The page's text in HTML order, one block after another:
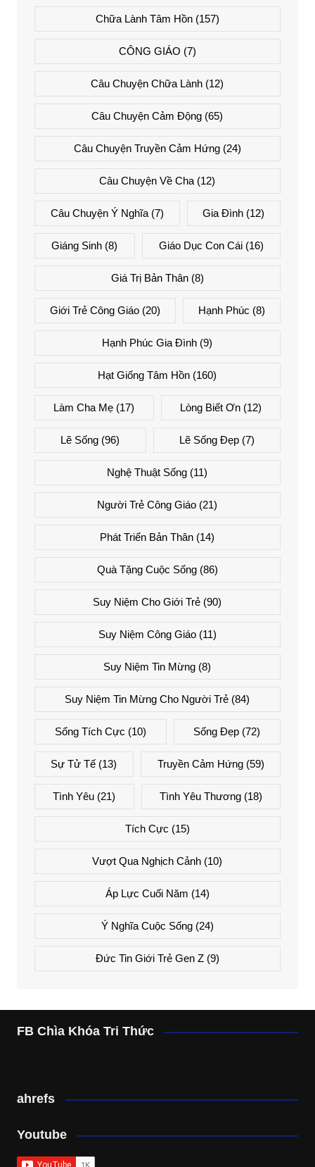
Chữa Lành Tâm Hồn(157)
CÔNG GIÁO (7)
Câu Chuyện Chữa Lành (12)
Câu Chuyện Cảm Động (65)
Câu Chuyện Truyền Cảm Hứng(24)
Câu Chuyện Về Cha (12)
Câu Chuyện Ý Nghĩa(7) Gia Đình (12)
Giáng Sinh (8) Giáo Dục Con Cái(16)
Giá Trị Bản Thân(8)
Giới Trẻ Công Giáo(20) Hạnh Phúc (8)
Hạnh Phúc Gia Đình (9)
Hạt Giống Tâm Hồn (160)
Làm Cha Mẹ (17) Lòng Biết Ơn(12)
Lẽ Sống (96) Lẽ Sống Đẹp(7)
Nghệ Thuật Sống (11)
Người Trẻ Công Giáo (21)
Phát Triển Bản Thân (14)
Quà Tặng Cuộc Sống(86)
Suy Niệm Cho Giới Trẻ (90)
Suy Niệm Công Giáo(11)
Suy Niệm Tin Mừng (8)
Suy Niệm Tin Mừng Cho Người Trẻ (84)
Sống Tích Cực (10) Sống Đẹp (72)
Sự Tử Tế (13) Truyền Cảm Hứng(59)
Tình Yêu (21) Tình Yêu Thương(18)
Tích Cực (15)
Vượt Qua Nghịch Cảnh (10)
Áp Lực Cuối Năm (14)
Ý Nghĩa Cuộc Sống(24)
Đức Tin Giới Trẻ Gen Z(9)
FB Chìa Khóa Tri Thức
ahrefs
Youtube